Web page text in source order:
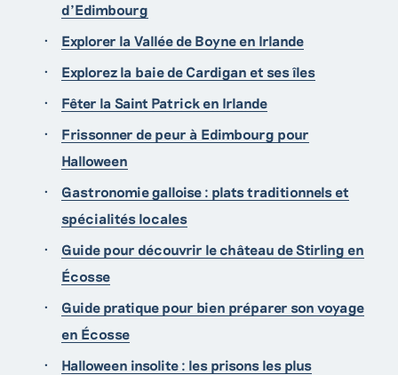
d’Edimbourg
Explorer la Vallée de Boyne en Irlande
Explorez la baie de Cardigan et ses îles
Fêter la Saint Patrick en Irlande
Frissonner de peur à Edimbourg pour
Halloween
Gastronomie galloise : plats traditionnels et
spécialités locales
Guide pour découvrir le château de Stirling en
Écosse
Guide pratique pour bien préparer son voyage
en Écosse
Halloween insolite : les prisons les plus